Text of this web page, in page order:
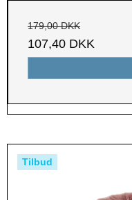
179,00 DKK
107,40 DKK
Tilbud